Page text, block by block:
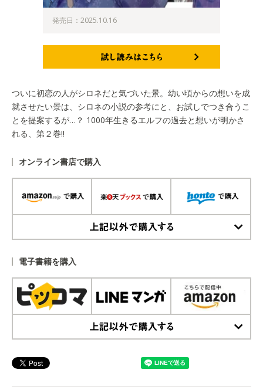
発売日：2025.10.16
ついに初恋の人がシロネだと気づいた景。幼い頃からの想いを成
就させたい景は、シロネの小説の参考にと、お試しでつき合うこ
とを提案するが…？ 1000年生きるエルフの過去と想いが明かさ
れる、第２巻!!
オンライン書店で購入
電子書籍を購入